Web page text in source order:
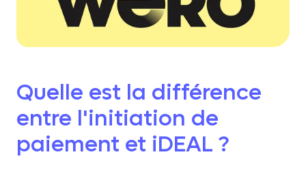
Quelle est la différence
entre l'initiation de
paiement et iDEAL ?